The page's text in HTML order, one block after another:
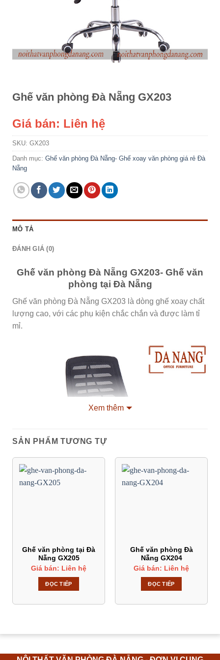
Ghế văn phòng Đà Nẵng GX203
Giá bán: Liên hệ
SKU: GX203
Danh mục: Ghế văn phòng Đà Nẵng- Ghế xoay văn phòng giá rẻ Đà
Nẵng
MÔ TẢ
ĐÁNH GIÁ (0)
Ghế văn phòng Đà Nẵng GX203- Ghế văn
phòng tại Đà Nẵng
Ghế văn phòng Đà Nẵng GX203 là dòng ghế xoay chất
lượng cao, với các phụ kiện chắc chắn và được làm tỉ
mỉ.
ghe-van-phong-da-nang-GX203
Công dụng sản phẩm ghế văn phòng Đà
Nẵng GX203
Ghế văn phòng Đà Nẵng hiện nay có nhiều ưu điểm
Xem thêm
SẢN PHẨM TƯƠNG TỰ
Ghế văn phòng tại Đà
Nẵng GX205
Giá bán: Liên hệ
ĐỌC TIẾP
Ghế văn phòng Đà
Nẵng GX204
Giá bán: Liên hệ
ĐỌC TIẾP